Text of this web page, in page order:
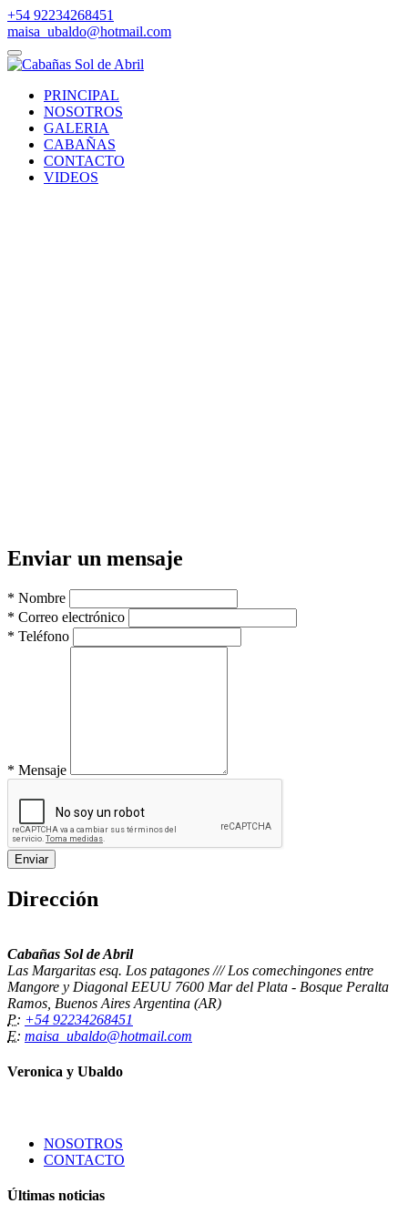
+54 92234268451
maisa_ubaldo@hotmail.com
PRINCIPAL
NOSOTROS
GALERIA
CABAÑAS
CONTACTO
VIDEOS
Enviar un mensaje
* Nombre
* Correo electrónico
* Teléfono
* Mensaje
Dirección
Cabañas Sol de Abril
Las Margaritas esq. Los patagones /// Los comechingones entre
Mangore y Diagonal EEUU 7600 Mar del Plata - Bosque Peralta
Ramos, Buenos Aires Argentina (AR)
P: +54 92234268451
E: maisa_ubaldo@hotmail.com
Veronica y Ubaldo
NOSOTROS
CONTACTO
Últimas noticias